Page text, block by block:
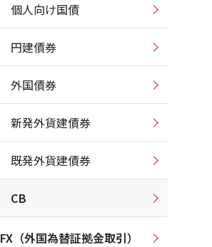
個人向け国債
円建債券
外国債券
新発外貨建債券
既発外貨建債券
CB
FX（外国為替証拠金取引）